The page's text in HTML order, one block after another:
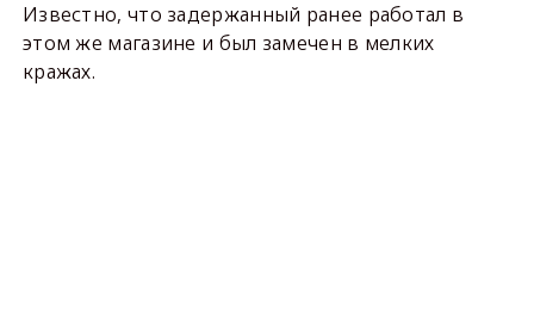
Известно, что задержанный ранее работал в
этом же магазине и был замечен в мелких
кражах.